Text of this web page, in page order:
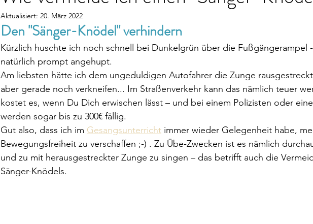
Aktualisiert: 20. März 2022
Den "Sänger-Knödel" verhindern
Kürzlich huschte ich noch schnell bei Dunkelgrün über die Fußgängerampel
natürlich prompt angehupt.
Am liebsten hätte ich dem ungeduldigen Autofahrer die Zunge
aber gerade noch verkneifen... Im Straßenverkehr kann das nämlich teuer
kostet es, wenn Du Dich erwischen lässt – und bei einem Polizisten oder
werden sogar bis zu 300€ fällig.
Gut also, dass ich im Gesangsunterricht immer wieder Gelegenheit habe,
Bewegungsfreiheit zu verschaffen ;-) . Zu Übe-Zwecken ist es nämlich
und zu mit herausgestreckter Zunge zu singen – das betrifft auch die
Sänger-Knödels.